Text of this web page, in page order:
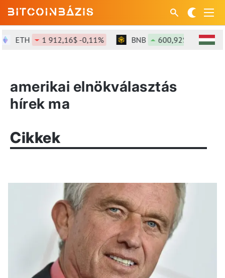
ETH 1 912,16$ -0,11% BNB 600,92$ +1,54%
amerikai elnökválasztás
hírek ma
Cikkek